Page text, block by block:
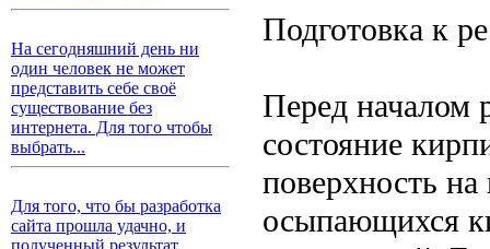
На сегодняшний день ни
один человек не может
представить себе своё
существование без
интернета. Для того чтобы
выбрать...
Для того, что бы разработка
сайта прошла удачно, и
полученный результат
Подготовка к
Перед началом
состояние
поверхность
осыпающихся